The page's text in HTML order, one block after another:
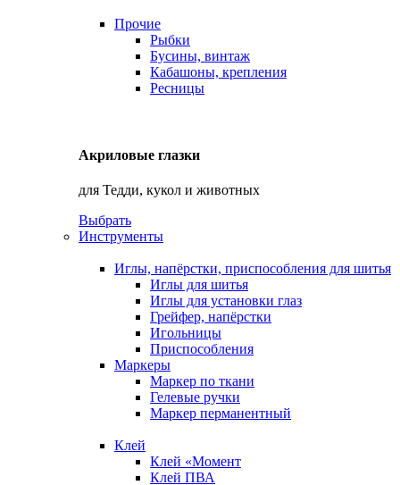
Прочие
Рыбки
Бусины, винтаж
Кабашоны, крепления
Ресницы
Акриловые глазки
для Тедди, кукол и животных
Выбрать
Инструменты
Иглы, напёрстки, приспособления для шитья
Иглы для шитья
Иглы для установки глаз
Грейфер, напёрстки
Игольницы
Приспособления
Маркеры
Маркер по ткани
Гелевые ручки
Маркер перманентный
Клей
Клей «Момент
Клей ПВА